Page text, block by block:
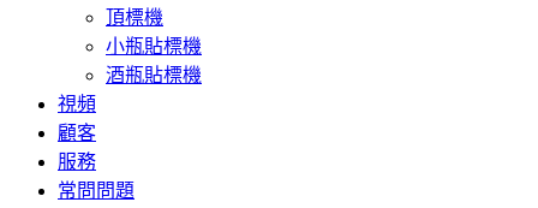
頂標機
小瓶貼標機
酒瓶貼標機
視頻
顧客
服務
常問問題